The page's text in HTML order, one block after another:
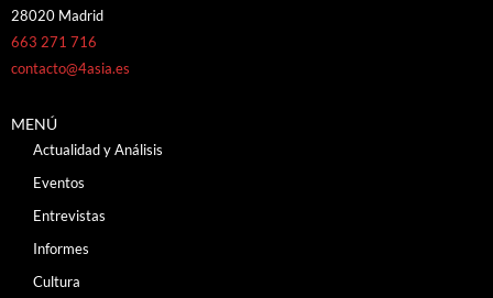
28020 Madrid
663 271 716
contacto@4asia.es
MENÚ
Actualidad y Análisis
Eventos
Entrevistas
Informes
Cultura